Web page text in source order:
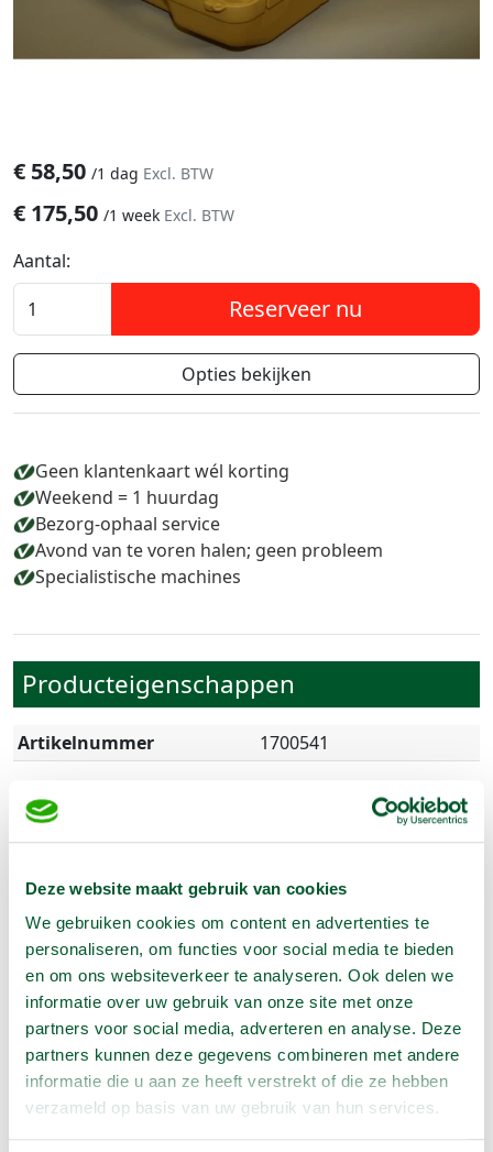
Deze website maakt gebruik van cookies
We gebruiken cookies om content en advertenties te
personaliseren, om functies voor social media te bieden
en om ons websiteverkeer te analyseren. Ook delen we
informatie over uw gebruik van onze site met onze
partners voor social media, adverteren en analyse. Deze
partners kunnen deze gegevens combineren met andere
informatie die u aan ze heeft verstrekt of die ze hebben
verzameld op basis van uw gebruik van hun services.
€ 58,50 /1 dag Excl. BTW
€ 175,50 /1 week Excl. BTW
Aantal:
Reserveer nu
Opties bekijken
Geen klantenkaart wél korting
Weekend = 1 huurdag
Bezorg-ophaal service
Avond van te voren halen; geen probleem
Specialistische machines
Producteigenschappen
Artikelnummer 1700541
persoon hoogtes kan uitzetten of controleren ten
opzichte van het referentievlak van de laser. De laser is
geschikt voor constructiewerkzaamheden en
grondwerk.
- Elektronisch
- Afwijking op 100 mtr 5 mm
- Statief max. 1,55 mtr
- Inclusief ontvanger